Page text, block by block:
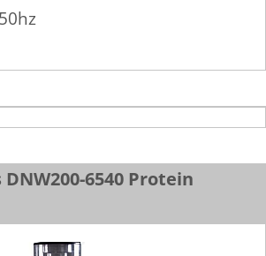
6540 Protein